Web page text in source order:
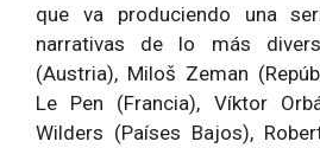
que va produciendo una
narrativas de lo más
(Austria), Miloš Zeman
Le Pen (Francia), Víktor
Wilders (Países Bajos),